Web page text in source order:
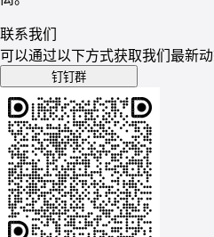
联系我们
可以通过以下方式获取我们最新
钉钉群